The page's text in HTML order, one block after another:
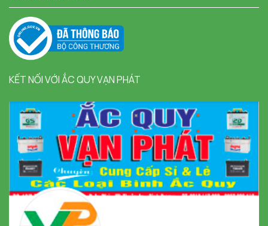
KẾT NỐI VỚI ẮC QUY VẠN PHÁT